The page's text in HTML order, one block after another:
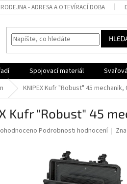
- ADRESA A OTEVÍRACÍ DOBA
Spojovací materiál
KNIPEX Kufr "Robust" 45 mechanik,
Kufr "Robust" 45
Podrobnosti hodnocení